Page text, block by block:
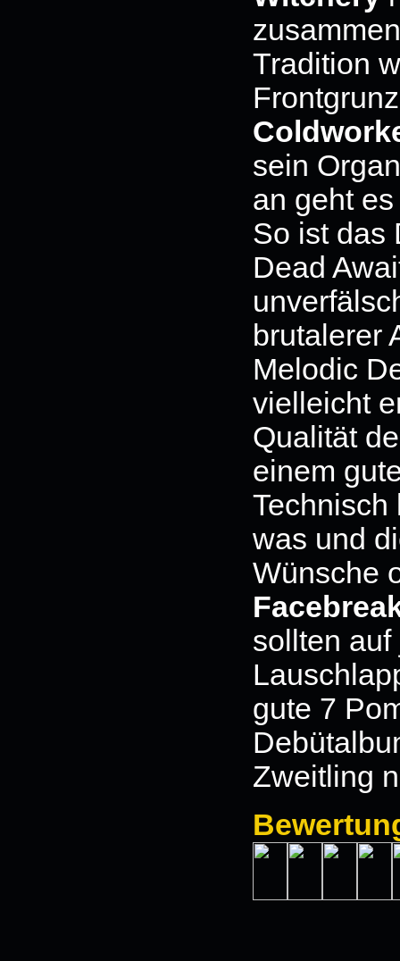
Tradition
sein
an geht
So ist das
Dead
brutalerer
Melodic
vielleicht
Qualität
einem
was und
Wünsche
sollten
gute 7
Zweitling